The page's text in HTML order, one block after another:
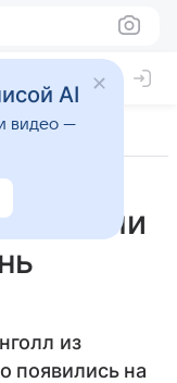
из
появились на
AI
видео —